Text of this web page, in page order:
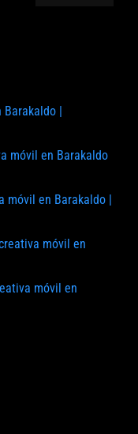
|
móvil en Barakaldo
en Barakaldo |
móvil en
móvil en